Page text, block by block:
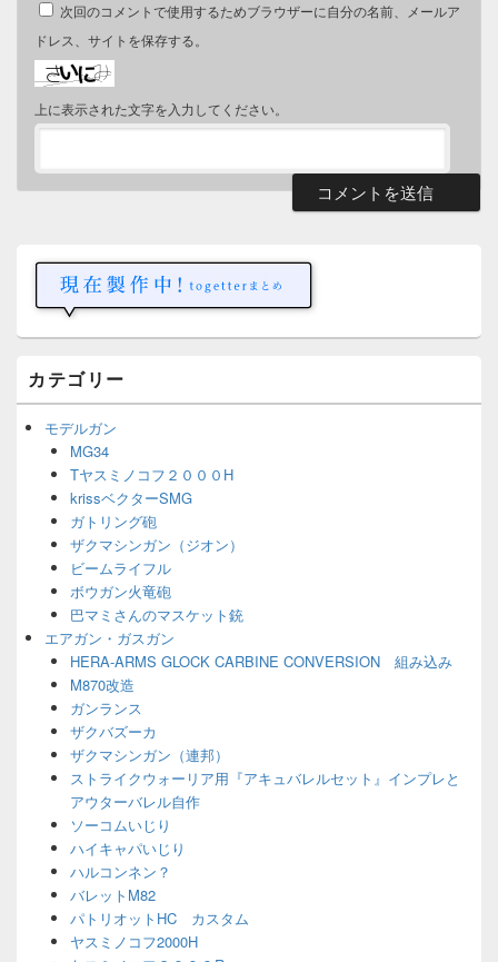
次回のコメントで使用するためブラウザーに自分の名前、メールア
ドレス、サイトを保存する。
上に表示された文字を入力してください。
バ
ウ
ィ
ェ
カテゴリー
モデルガン
MG34
Tヤスミノコフ２０００H
krissベクターSMG
ガトリング砲
ザクマシンガン（ジオン）
ビームライフル
ボウガン火竜砲
巴マミさんのマスケット銃
エアガン・ガスガン
HERA-ARMS GLOCK CARBINE CONVERSION 組み込み
M870改造
ガンランス
ザクバズーカ
ザクマシンガン（連邦）
ストライクウォーリア用『アキュバレルセット』インプレと
アウターバレル自作
ソーコムいじり
ハイキャパいじり
ハルコンネン？
バレットM82
パトリオットHC カスタム
ヤスミノコフ2000H